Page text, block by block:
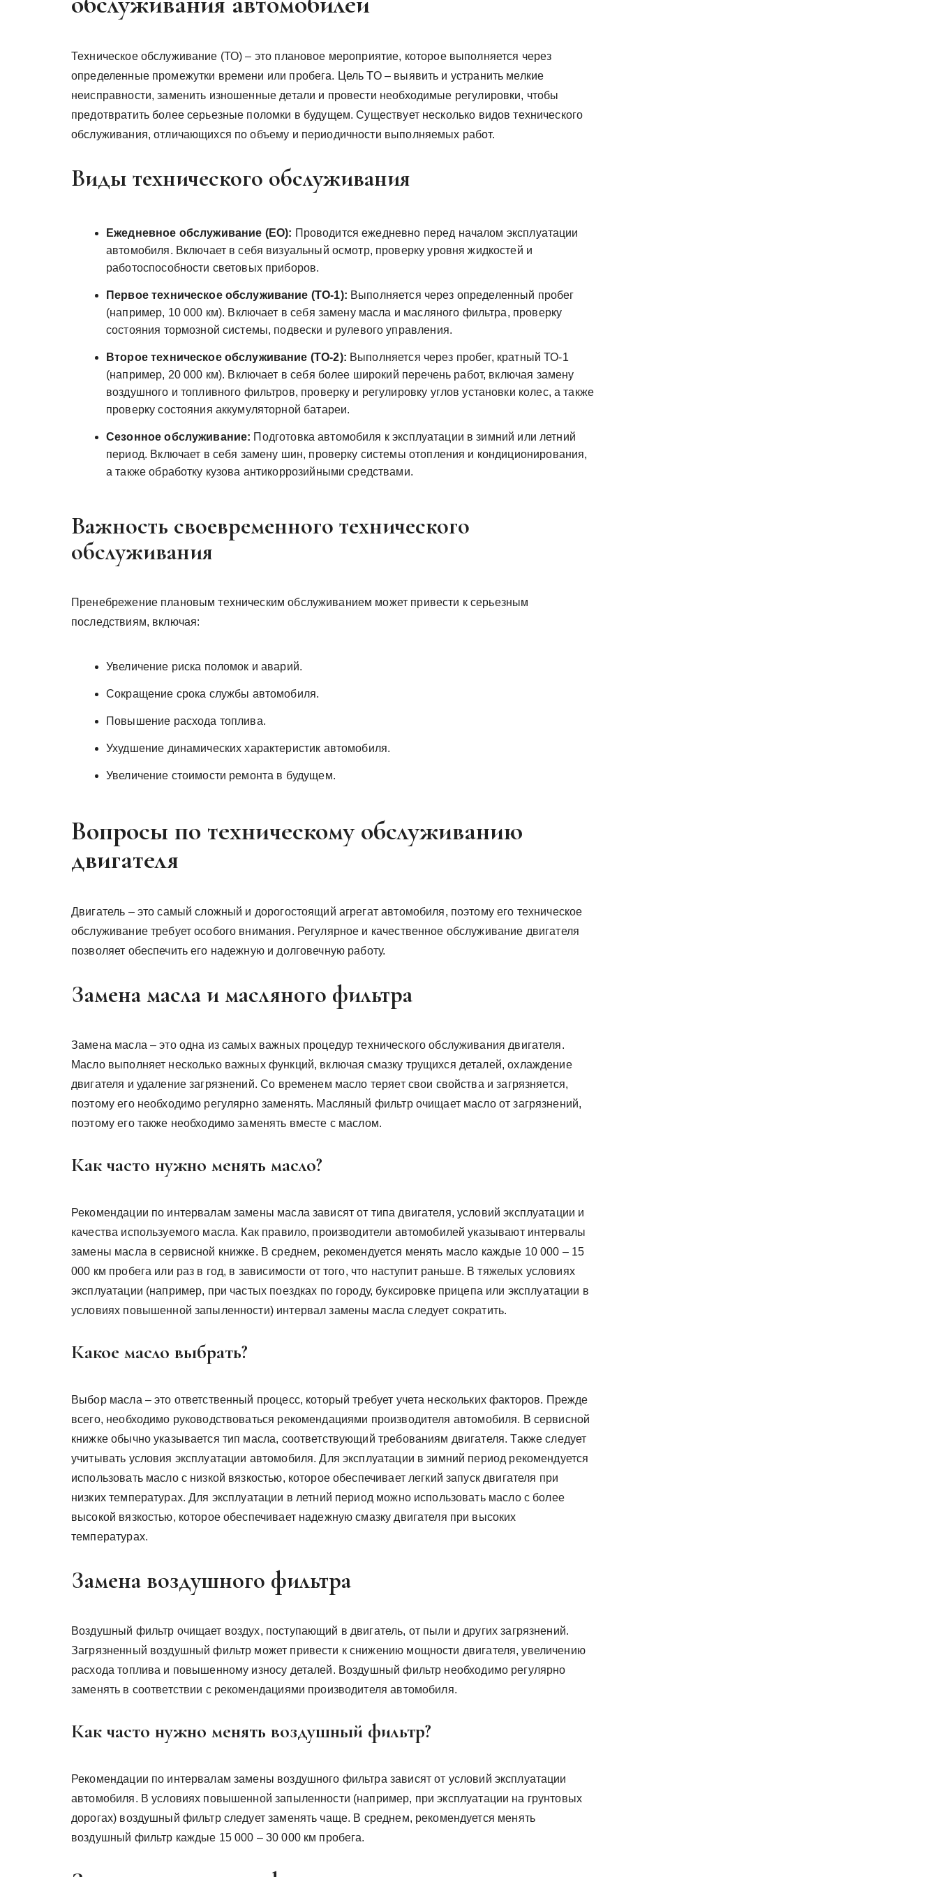
Техническое обслуживание (ТО) – это плановое мероприятие, которое выполняется через
определенные промежутки времени или пробега. Цель ТО – выявить и устранить мелкие
неисправности, заменить изношенные детали и провести необходимые регулировки, чтобы
предотвратить более серьезные поломки в будущем. Существует несколько видов технического
обслуживания, отличающихся по объему и периодичности выполняемых работ.
Виды технического обслуживания
Ежедневное обслуживание (ЕО): Проводится ежедневно перед началом эксплуатации
автомобиля. Включает в себя визуальный осмотр, проверку уровня жидкостей и
работоспособности световых приборов.
Первое техническое обслуживание (ТО-1): Выполняется через определенный пробег
(например, 10 000 км). Включает в себя замену масла и масляного фильтра, проверку
состояния тормозной системы, подвески и рулевого управления.
Второе техническое обслуживание (ТО-2): Выполняется через пробег, кратный ТО-1
(например, 20 000 км). Включает в себя более широкий перечень работ, включая замену
воздушного и топливного фильтров, проверку и регулировку углов установки колес, а также
проверку состояния аккумуляторной батареи.
Сезонное обслуживание: Подготовка автомобиля к эксплуатации в зимний или летний
период. Включает в себя замену шин, проверку системы отопления и кондиционирования,
а также обработку кузова антикоррозийными средствами.
Важность своевременного технического
обслуживания
Пренебрежение плановым техническим обслуживанием может привести к серьезным
последствиям, включая:
Увеличение риска поломок и аварий.
Сокращение срока службы автомобиля.
Повышение расхода топлива.
Ухудшение динамических характеристик автомобиля.
Увеличение стоимости ремонта в будущем.
Вопросы по техническому обслуживанию
двигателя
Двигатель – это самый сложный и дорогостоящий агрегат автомобиля, поэтому его техническое
обслуживание требует особого внимания. Регулярное и качественное обслуживание двигателя
позволяет обеспечить его надежную и долговечную работу.
Замена масла и масляного фильтра
Замена масла – это одна из самых важных процедур технического обслуживания двигателя.
Масло выполняет несколько важных функций, включая смазку трущихся деталей, охлаждение
двигателя и удаление загрязнений. Со временем масло теряет свои свойства и загрязняется,
поэтому его необходимо регулярно заменять. Масляный фильтр очищает масло от загрязнений,
поэтому его также необходимо заменять вместе с маслом.
Как часто нужно менять масло?
Рекомендации по интервалам замены масла зависят от типа двигателя, условий эксплуатации и
качества используемого масла. Как правило, производители автомобилей указывают интервалы
замены масла в сервисной книжке. В среднем, рекомендуется менять масло каждые 10 000 – 15
000 км пробега или раз в год, в зависимости от того, что наступит раньше. В тяжелых условиях
эксплуатации (например, при частых поездках по городу, буксировке прицепа или эксплуатации в
условиях повышенной запыленности) интервал замены масла следует сократить.
Какое масло выбрать?
Выбор масла – это ответственный процесс, который требует учета нескольких факторов. Прежде
всего, необходимо руководствоваться рекомендациями производителя автомобиля. В сервисной
книжке обычно указывается тип масла, соответствующий требованиям двигателя. Также следует
учитывать условия эксплуатации автомобиля. Для эксплуатации в зимний период рекомендуется
использовать масло с низкой вязкостью, которое обеспечивает легкий запуск двигателя при
низких температурах. Для эксплуатации в летний период можно использовать масло с более
высокой вязкостью, которое обеспечивает надежную смазку двигателя при высоких
температурах.
Замена воздушного фильтра
Воздушный фильтр очищает воздух, поступающий в двигатель, от пыли и других загрязнений.
Загрязненный воздушный фильтр может привести к снижению мощности двигателя, увеличению
расхода топлива и повышенному износу деталей. Воздушный фильтр необходимо регулярно
заменять в соответствии с рекомендациями производителя автомобиля.
Как часто нужно менять воздушный фильтр?
Рекомендации по интервалам замены воздушного фильтра зависят от условий эксплуатации
автомобиля. В условиях повышенной запыленности (например, при эксплуатации на грунтовых
дорогах) воздушный фильтр следует заменять чаще. В среднем, рекомендуется менять
воздушный фильтр каждые 15 000 – 30 000 км пробега.